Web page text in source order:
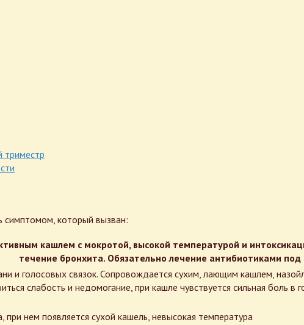
триместр
симптомом, который вызван:
кашлем с мокротой, высокой температурой и
течение бронхита. Обязательно лечение антибиотиками
и голосовых связок. Сопровождается сухим, лающим кашлем,
слабость и недомогание, при кашле чувствуется сильная боль
при нем появляется сухой кашель, невысокая температура